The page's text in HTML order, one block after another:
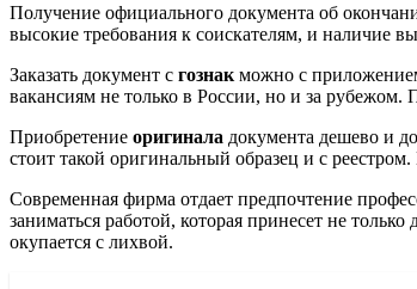
Получение официального документа об
высокие требования к соискателям, и наличие
Заказать документ с гознак можно с
вакансиям не только в России, но и за рубежом.
Приобретение оригинала документа дешево и
стоит такой оригинальный образец и с
Современная фирма отдает предпочтение
заниматься работой, которая принесет не
окупается с лихвой.